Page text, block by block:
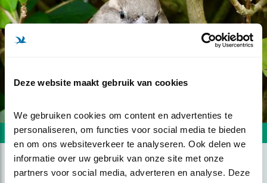
Deze website maakt gebruik van cookies
We gebruiken cookies om content en advertenties te
personaliseren, om functies voor social media te bieden
en om ons websiteverkeer te analyseren. Ook delen we
informatie over uw gebruik van onze site met onze
partners voor social media, adverteren en analyse. Deze
Volgende foto Vorige foto